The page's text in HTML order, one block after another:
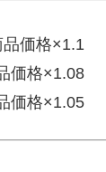
品価格×1.1
価格×1.08
価格×1.05